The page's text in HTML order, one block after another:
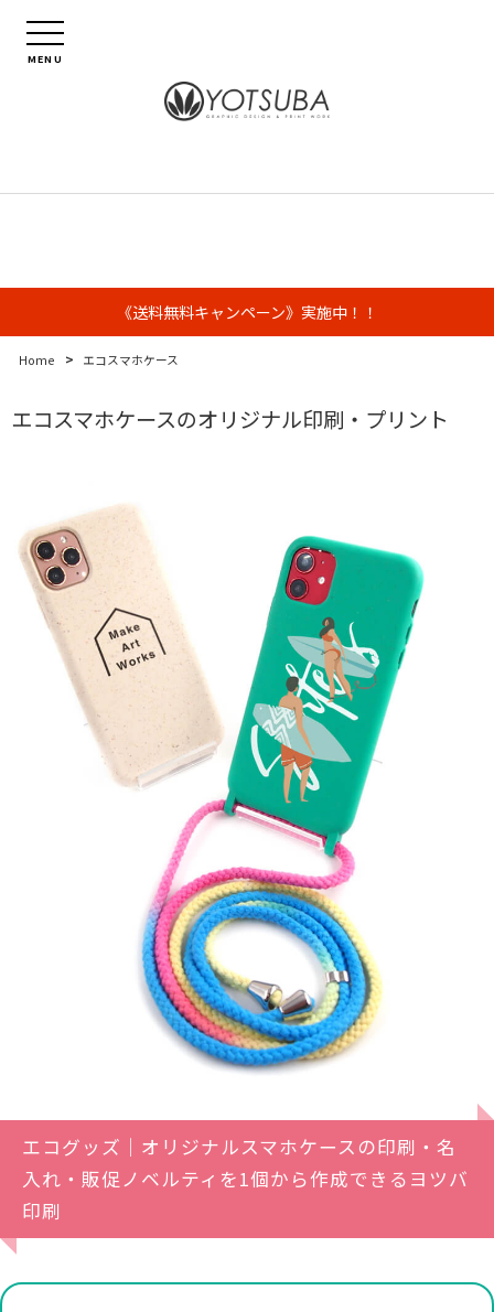
MENU
《送料無料キャンペーン》実施中！！
Home > エコスマホケース
エコスマホケースのオリジナル印刷・プリント
エコグッズ｜オリジナルスマホケースの印刷・名
入れ・販促ノベルティを1個から作成できるヨツバ
印刷